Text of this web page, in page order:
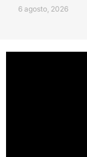
6 agosto, 2026